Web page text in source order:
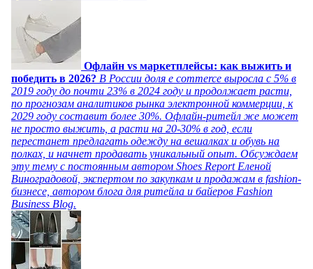
Офлайн vs маркетплейсы: как выжить и
победить в 2026? В России доля e commerce выросла с 5% в
2019 году до почти 23% в 2024 году и продолжает расти,
по прогнозам аналитиков рынка электронной коммерции, к
2029 году составит более 30%. Офлайн-ритейл же может
не просто выжить, а расти на 20-30% в год, если
перестанет предлагать одежду на вешалках и обувь на
полках, и начнет продавать уникальный опыт. Обсуждаем
эту тему с постоянным автором Shoes Report Еленой
Виноградовой, экспертом по закупкам и продажам в fashion-
бизнесе, автором блога для ритейла и байеров Fashion
Business Blog.